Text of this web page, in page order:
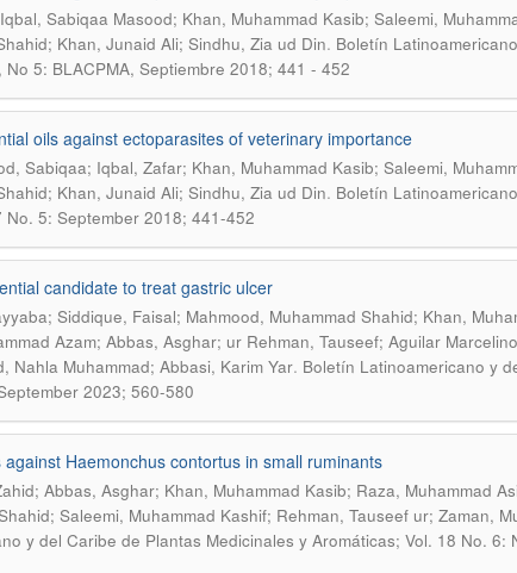
Sabiqaa Masood; Khan, Muhammad Kasib; Saleemi,
Khan, Junaid Ali; Sindhu, Zia ud Din. Boletín
5: BLACPMA, Septiembre 2018; 441 - 452
oils against ectoparasites of veterinary importance
Sabiqaa; Iqbal, Zafar; Khan, Muhammad Kasib; Saleemi,
Khan, Junaid Ali; Sindhu, Zia ud Din. Boletín
No. 5: September 2018; 441-452
candidate to treat gastric ulcer
Siddique, Faisal; Mahmood, Muhammad Shahid; Khan,
Azam; Abbas, Asghar; ur Rehman, Tauseef; Aguilar
Nahla Muhammad; Abbasi, Karim Yar. Boletín Latinoamericano y
2023; 560-580
Haemonchus contortus in small ruminants
Abbas, Asghar; Khan, Muhammad Kasib; Raza, Muhammad
Saleemi, Muhammad Kashif; Rehman, Tauseef ur; Zaman,
y del Caribe de Plantas Medicinales y Aromáticas; Vol. 18 No. 6: